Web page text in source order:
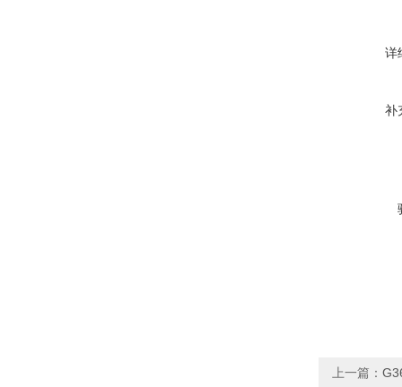
详
补
上一篇：